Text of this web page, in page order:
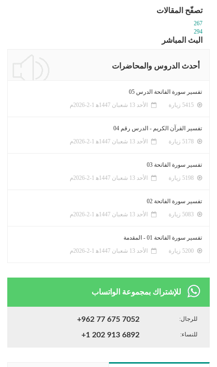
تصفّح المقالات
267
294
البث المباشر
أحدث الدروس والمحاضرات
تفسير سورة الفاتحة الدرس 05
الأحد 13 شعبان 1447ﻫ 1-2-2026م
تفسير القرآن الكريم - الدرس رقم 04
الأحد 13 شعبان 1447ﻫ 1-2-2026م
تفسير سورة الفاتحة 03
الأحد 13 شعبان 1447ﻫ 1-2-2026م
تفسير سورة الفاتحة 02
الأحد 13 شعبان 1447ﻫ 1-2-2026م
تفسير سورة الفاتحة 01 - المقدمة
الأحد 13 شعبان 1447ﻫ 1-2-2026م
للإشتراك بمجموعة الواتساب
للرجال: +962 77 675 7052
للنساء: +1 202 913 6892